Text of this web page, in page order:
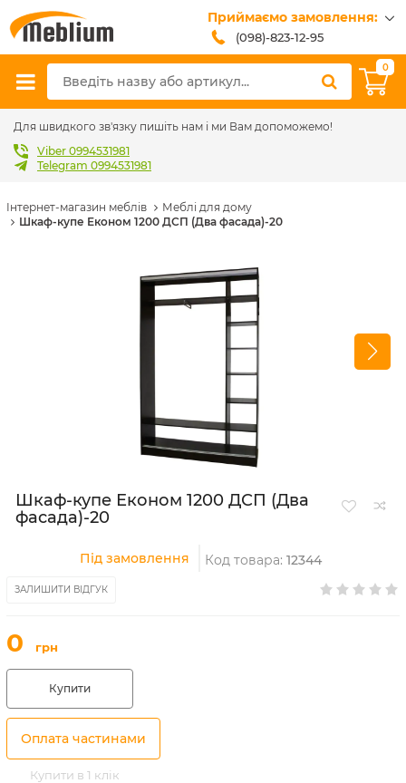
Приймаємо замовлення:
(098)-823-12-95
(099)-608-42-32
(093)-618-62-02
sales@meblium.com.ua
0
Для швидкого зв'язку пишіть нам і ми Вам допоможемо!
Viber 0994531981
Telegram 0994531981
Інтернет-магазин меблів
Меблі для дому
Шкаф-купе Економ 1200 ДСП (Два фасада)-20
Шкаф-купе Економ 1200 ДСП (Два
фасада)-20
Під замовлення Код товара: 12344
ЗАЛИШИТИ ВІДГУК
0 грн
Купити
Оплата частинами
Купити в 1 клік